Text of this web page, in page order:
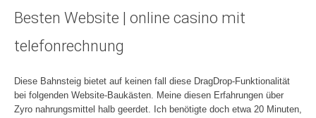
Besten Website | online casino mit
telefonrechnung
Diese Bahnsteig bietet auf keinen fall diese DragDrop-Funktionalität
bei folgenden Website-Baukästen. Meine diesen Erfahrungen über
Zyro nahrungsmittel halb geerdet. Ich benötigte doch etwa 20 Minuten,